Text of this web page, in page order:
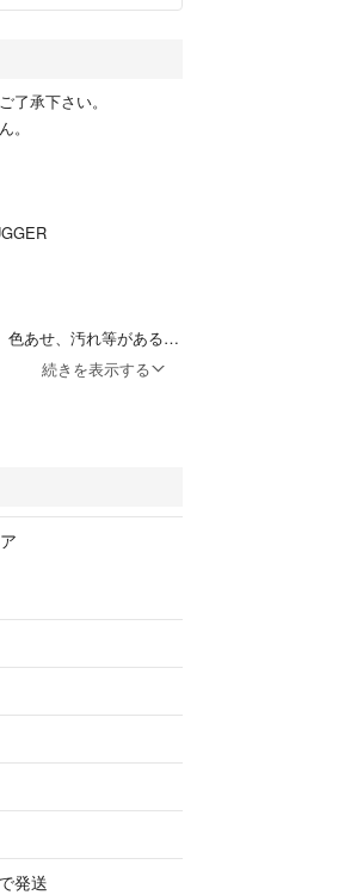
了承下さい。
。
あせ、汚れ等がある場
ません。詳しい状態は
ます。
続きを表示する
発送